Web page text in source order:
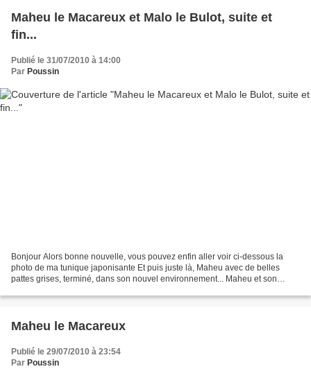
Maheu le Macareux et Malo le Bulot, suite et
fin...
Publié le 31/07/2010 à 14:00
Par Poussin
Bonjour Alors bonne nouvelle, vous pouvez enfin aller voir ci-dessous la
photo de ma tunique japonisante Et puis juste là, Maheu avec de belles
pattes grises, terminé, dans son nouvel environnement... Maheu et son
Maheu le Macareux
Publié le 29/07/2010 à 23:54
Par Poussin